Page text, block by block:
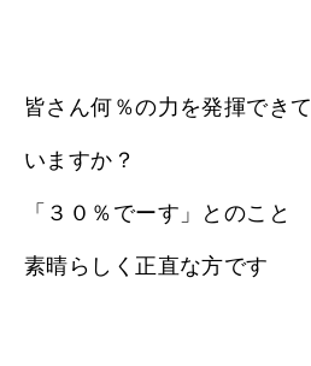
皆さん何％の力を発揮できて
いますか？
「３０％でーす」とのこと
素晴らしく正直な方です